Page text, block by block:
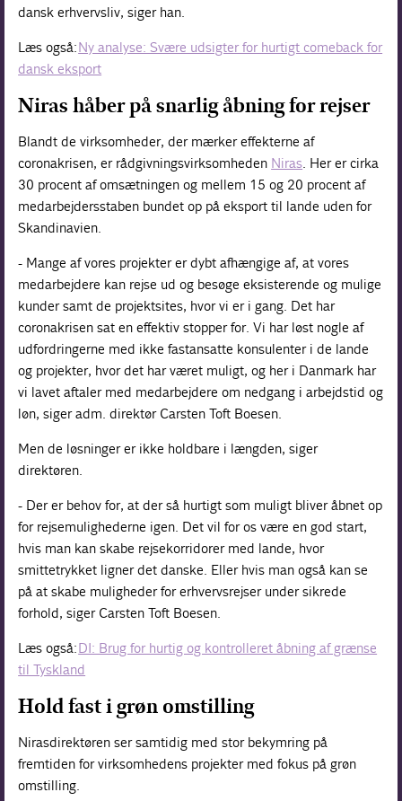
dansk erhvervsliv, siger han.
Læs også:Ny analyse: Svære udsigter for hurtigt comeback for
dansk eksport
Niras håber på snarlig åbning for rejser
Blandt de virksomheder, der mærker effekterne af
coronakrisen, er rådgivningsvirksomheden Niras . Her er cirka
30 procent af omsætningen og mellem 15 og 20 procent af
medarbejdersstaben bundet op på eksport til lande uden for
Skandinavien.
- Mange af vores projekter er dybt afhængige af, at vores
medarbejdere kan rejse ud og besøge eksisterende og mulige
kunder samt de projektsites, hvor vi er i gang. Det har
coronakrisen sat en effektiv stopper for. Vi har løst nogle af
udfordringerne med ikke fastansatte konsulenter i de lande
og projekter, hvor det har været muligt, og her i Danmark har
vi lavet aftaler med medarbejdere om nedgang i arbejdstid og
løn, siger adm. direktør Carsten Toft Boesen.
Men de løsninger er ikke holdbare i længden, siger
direktøren.
- Der er behov for, at der så hurtigt som muligt bliver åbnet op
for rejsemulighederne igen. Det vil for os være en god start,
hvis man kan skabe rejsekorridorer med lande, hvor
smittetrykket ligner det danske. Eller hvis man også kan se
på at skabe muligheder for erhvervsrejser under sikrede
forhold, siger Carsten Toft Boesen.
Læs også:DI: Brug for hurtig og kontrolleret åbning af grænse
til Tyskland
Hold fast i grøn omstilling
Nirasdirektøren ser samtidig med stor bekymring på
fremtiden for virksomhedens projekter med fokus på grøn
omstilling.